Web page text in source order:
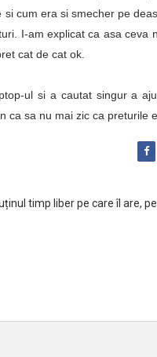
cum era si smecher pe
I-am explicat ca asa ceva
cat de cat ok.
ul si a cautat singur a
ca sa nu mai zic ca preturile
timp liber pe care îl are,